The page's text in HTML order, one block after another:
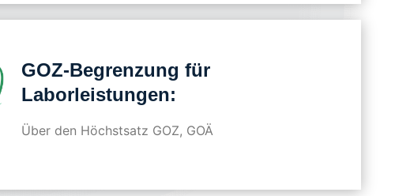
GOZ-Begrenzung für
Laborleistungen:
Über den Höchstsatz GOZ, GOÄ